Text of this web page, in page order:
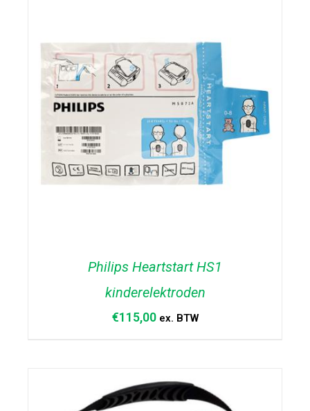
Philips Heartstart HS1
kinderelektroden
€115,00 ex. BTW